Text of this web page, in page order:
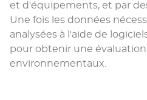
et d'équipements, et par
Une fois les données
analysées à l'aide de
pour obtenir une
environnementaux.